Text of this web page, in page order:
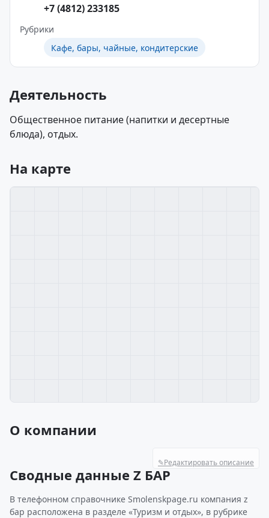
+7 (4812) 233185
Рубрики
Кафе, бары, чайные, кондитерские
Деятельность
Общественное питание (напитки и десертные
блюда), отдых.
На карте
О компании
✎Редактировать описание
Сводные данные Z БАР
В телефонном справочнике Smolenskpage.ru компания z
бар расположена в разделе «Туризм и отдых», в рубрике